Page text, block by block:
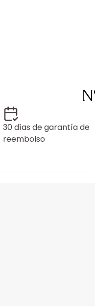
30 días de garantía de
reembolso